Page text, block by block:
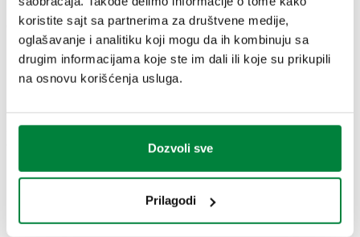
koristite sajt sa partnerima za društvene medije,
oglašavanje i analitiku koji mogu da ih kombinuju sa
drugim informacijama koje ste im dali ili koje su prikupili
na osnovu korišćenja usluga.
Dozvoli sve
Prilagodi
pouzdanu podršku za konfiguraciju i instalaciju sistema
grejanja, već pruža i tehničke informacije o svakom
proizvodu i izveštaje o protocima i gubicima u celom sistemu.
CUBOROSSO: INOVACIJA I TRENING
Ovo je velika inovacija u našim komunikacijama u MCE
2018. Naša RED CUBE, fizički smeštena u Fontaneto
d'Agogna, je srce koje je skoro deset godina stvaralo nove
prikaže na sajamu i pokaže na genijalan način:
iskorišćavanjem moći digitalne komunikacije i pretvaranjem
u uzbudljivo iskustvo koje govori o kalibru kompanije i
njegovoj stalnoj investiciji u istraživanje i razvoj. Sa